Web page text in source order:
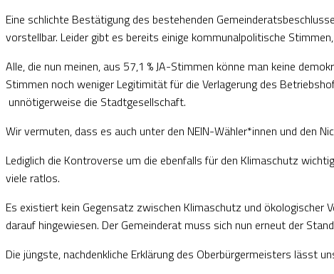
Eine schlichte Bestätigung des bestehenden
vorstellbar. Leider gibt es bereits einige kommunalpolitische
Alle, die nun meinen, aus 57,1 % JA-Stimmen könne man keine
Stimmen noch weniger Legitimität für die Verlagerung des
unnötigerweise die Stadtgesellschaft.
Wir vermuten, dass es auch unter den NEIN-Wähler*innen und den
Lediglich die Kontroverse um die ebenfalls für den Klimaschutz
viele ratlos.
Es existiert kein Gegensatz zwischen Klimaschutz und ökologischer
darauf hingewiesen. Der Gemeinderat muss sich nun erneut der
Die jüngste, nachdenkliche Erklärung des Oberbürgermeisters lässt